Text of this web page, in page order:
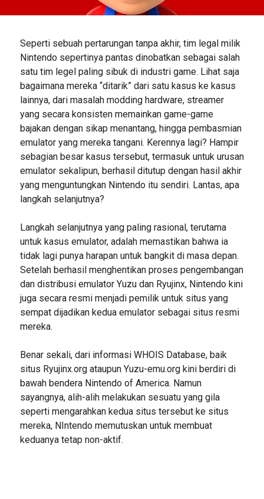
Seperti sebuah pertarungan tanpa akhir, tim legal milik
Nintendo sepertinya pantas dinobatkan sebagai salah
satu tim legel paling sibuk di industri game. Lihat saja
bagaimana mereka “ditarik” dari satu kasus ke kasus
lainnya, dari masalah modding hardware, streamer
yang secara konsisten memainkan game-game
bajakan dengan sikap menantang, hingga pembasmian
emulator yang mereka tangani. Kerennya lagi? Hampir
sebagian besar kasus tersebut, termasuk untuk urusan
emulator sekalipun, berhasil ditutup dengan hasil akhir
yang menguntungkan Nintendo itu sendiri. Lantas, apa
langkah selanjutnya?
Langkah selanjutnya yang paling rasional, terutama
untuk kasus emulator, adalah memastikan bahwa ia
tidak lagi punya harapan untuk bangkit di masa depan.
Setelah berhasil menghentikan proses pengembangan
dan distribusi emulator Yuzu dan Ryujinx, Nintendo kini
juga secara resmi menjadi pemilik untuk situs yang
sempat dijadikan kedua emulator sebagai situs resmi
mereka.
Benar sekali, dari informasi WHOIS Database, baik
situs Ryujinx.org ataupun Yuzu-emu.org kini berdiri di
bawah bendera Nintendo of America. Namun
sayangnya, alih-alih melakukan sesuatu yang gila
seperti mengarahkan kedua situs tersebut ke situs
mereka, NIntendo memutuskan untuk membuat
keduanya tetap non-aktif.